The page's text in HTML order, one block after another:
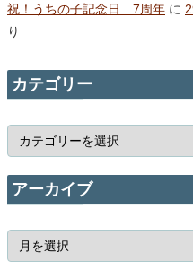
祝！うちの子記念日 7周年 に
り
カテゴリー
アーカイブ